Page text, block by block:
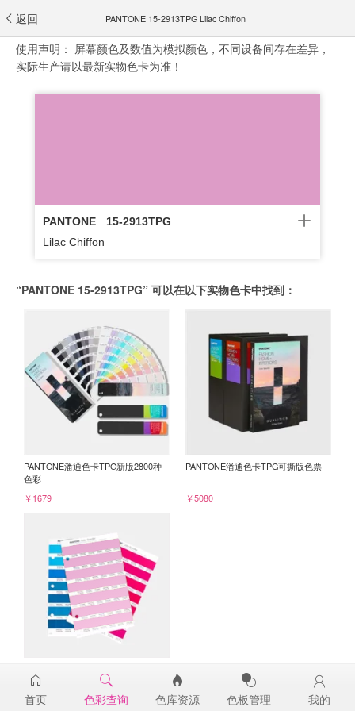
返回 PANTONE 15-2913TPG Lilac Chiffon
使用声明： 屏幕颜色及数值为模拟颜色，不同设备间存在差异，
实际生产请以最新实物色卡为准！
PANTONE
15-2913TPG
Lilac Chiffon
“PANTONE 15-2913TPG” 可以在以下实物色卡中找到：
PANTONE潘通色卡TPG新版2800种
色彩
￥1679
PANTONE潘通色卡TPG可撕版色票
￥5080
15-2913TPG
￥98
首页 色彩查询 色库资源 色板管理 我的